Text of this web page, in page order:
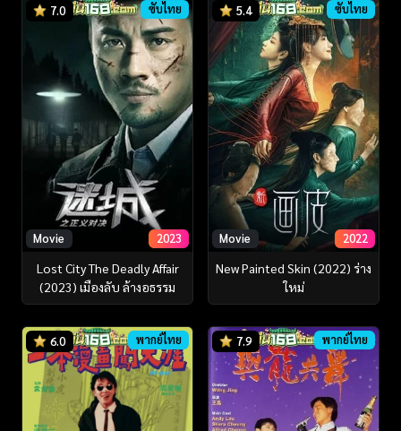
7.0 ซับไทย
Movie 2023
Lost City The Deadly Affair
(2023) เมืองลับ ล้างอธรรม
5.4 ซับไทย
Movie 2022
New Painted Skin (2022) ร่าง
ใหม่
6.0 พากย์ไทย 7.9 พากย์ไทย